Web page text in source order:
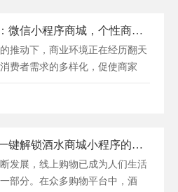
定制新篇章：微信小程序商城，个性商业新潮流
推动下，商业环境正在经历翻天
费者需求的多样化，促使商家
饮趣横生：一键解锁酒水商城小程序的品酒新体验！
发展，线上购物已成为人们生活
部分。在众多购物平台中，酒